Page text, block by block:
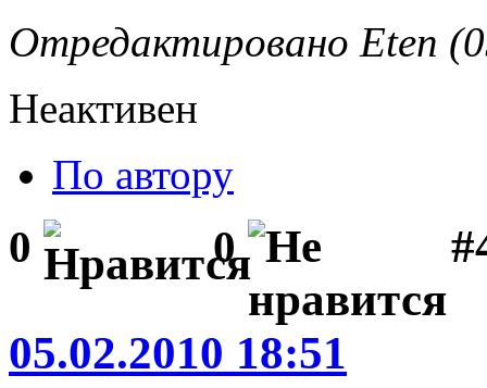
Отредактировано Eten
Неактивен
По автору
0 0
05.02.2010 18:51